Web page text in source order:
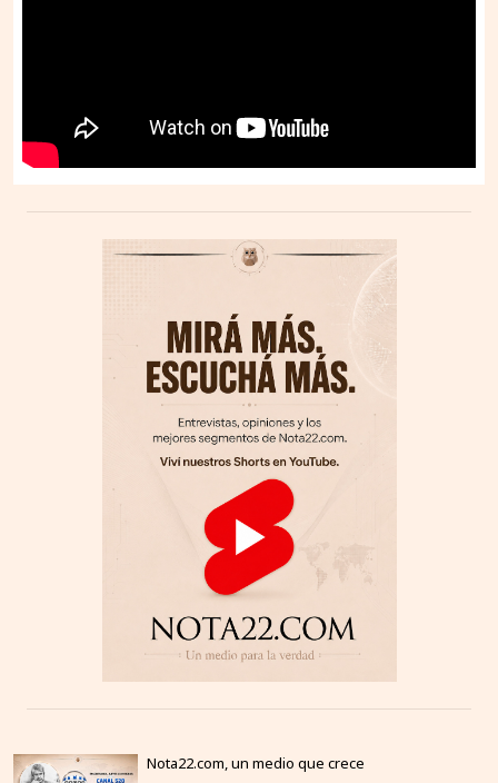
Nota22.com, un medio que crece